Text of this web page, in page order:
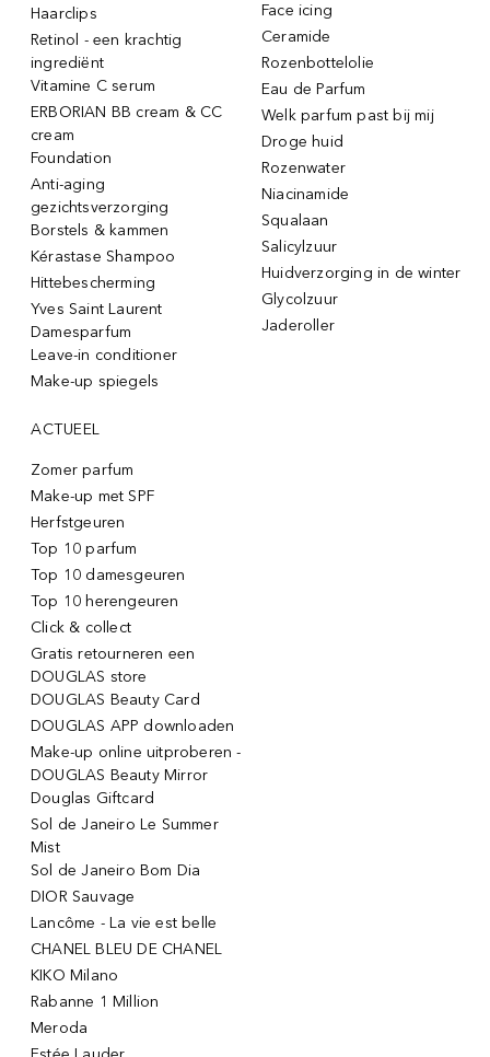
Haarclips
Retinol - een krachtig
ingrediënt
Vitamine C serum
ERBORIAN BB cream & CC
cream
Foundation
Anti-aging
gezichtsverzorging
Borstels & kammen
Kérastase Shampoo
Hittebescherming
Yves Saint Laurent
Damesparfum
Leave-in conditioner
Make-up spiegels
Face icing
Ceramide
Rozenbottelolie
Eau de Parfum
Welk parfum past bij mij
Droge huid
Rozenwater
Niacinamide
Squalaan
Salicylzuur
Huidverzorging in de winter
Glycolzuur
Jaderoller
ACTUEEL
Zomer parfum
Make-up met SPF
Herfstgeuren
Top 10 parfum
Top 10 damesgeuren
Top 10 herengeuren
Click & collect
Gratis retourneren een
DOUGLAS store
DOUGLAS Beauty Card
DOUGLAS APP downloaden
Make-up online uitproberen -
DOUGLAS Beauty Mirror
Douglas Giftcard
Sol de Janeiro Le Summer
Mist
Sol de Janeiro Bom Dia
DIOR Sauvage
Lancôme - La vie est belle
CHANEL BLEU DE CHANEL
KIKO Milano
Rabanne 1 Million
Meroda